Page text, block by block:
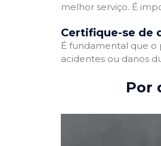
melhor serviço. É
Certifique-se de
É fundamental que o
acidentes ou danos
Por